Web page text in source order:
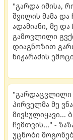
"გარდა იმისა,
შვილის მამა და
ადამიანი, მე და
გამოვლილი
დიაგნოზით
ნიჟარაძის
"გარდაცვლილი
პირველმა მე
მივსულიყავი...
ჩემთვის..." -
უცნობი